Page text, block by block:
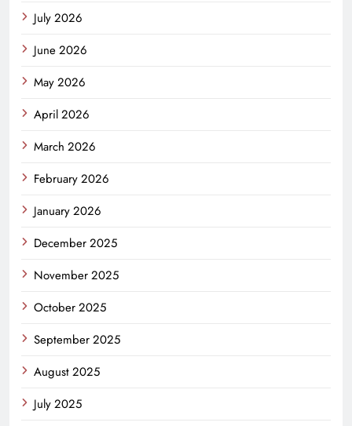
July 2026
June 2026
May 2026
April 2026
March 2026
February 2026
January 2026
December 2025
November 2025
October 2025
September 2025
August 2025
July 2025